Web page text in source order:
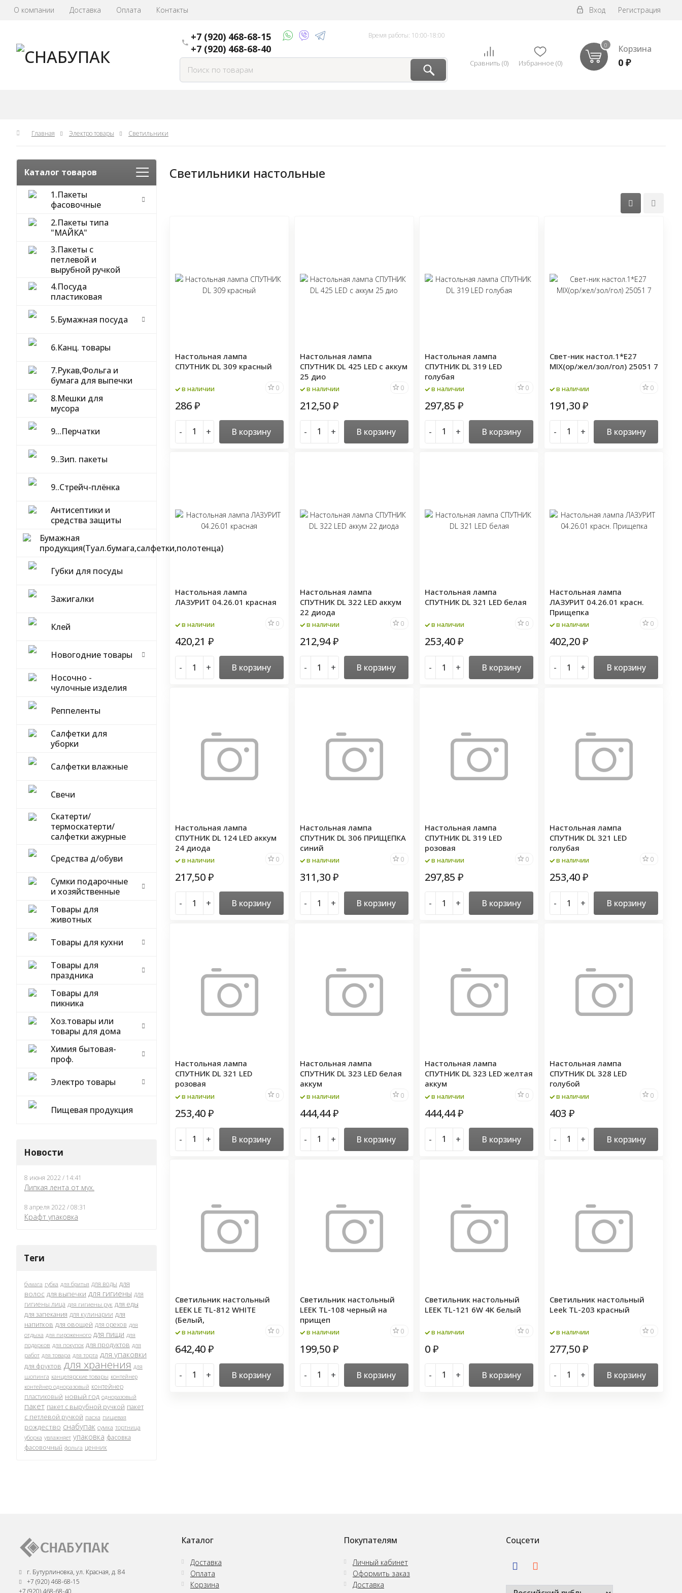
О компании Доставка Оплата Контакты Вход Регистрация
+7 (920) 468-68-15
+7 (920) 468-68-40
Время работы: 10:00-18:00
Сравнить (0) Избранное (0)
0 Корзина
0 ₽
Главная Электро товары Светильники
Каталог товаров
1.Пакеты
фасовочные
2.Пакеты типа
"МАЙКА"
3.Пакеты с
петлевой и
вырубной ручкой
4.Посуда
пластиковая
5.Бумажная посуда
6.Канц. товары
7.Рукав,Фольга и
бумага для выпечки
8.Мешки для
мусора
9...Перчатки
9..Зип. пакеты
9..Стрейч-плёнка
Антисептики и
средства защиты
Бумажная
продукция(Туал.бумага,салфетки,полотенца)
Губки для посуды
Зажигалки
Клей
Новогодние товары
Носочно -
чулочные изделия
Реппеленты
Салфетки для
уборки
Салфетки влажные
Свечи
Скатерти/
термоскатерти/
салфетки ажурные
Средства д/обуви
Сумки подарочные
и хозяйственные
Товары для
животных
Товары для кухни
Товары для
праздника
Товары для
пикника
Хоз.товары или
товары для дома
Химия бытовая-
проф.
Электро товары
Пищевая продукция
Новости
8 июня 2022 / 14:41
Липкая лента от мух.
8 апреля 2022 / 08:31
Крафт упаковка
Теги
бумага губка для бритья для воды для
волос для выпечки для гигиены для
гигиены лица для гигиены рук для еды
для запекания для кулинарии для
напитков для овощей для орехов для
отдыха для пироженного для пищи для
подарков для покупок для продуктов для
работ для товара для торта для упаковки
для фруктов для хранения для
шопинга канцелярские товары контейнер
контейнер одноразовый контейнер
пластиковый новый год одноразовый
пакет пакет с вырубной ручкой пакет
с петлевой ручкой пасха пищевая
рождество снабупак сумка тортница
уборка увлажняет упаковка фасовка
фасовочный фольга ценник
Светильники настольные
Настольная лампа
СПУТНИК DL 309 красный
в наличии 0
286 ₽
- + В корзину
Настольная лампа
СПУТНИК DL 425 LED с аккум
25 дио
в наличии 0
212,50 ₽
- + В корзину
Настольная лампа
СПУТНИК DL 319 LED
голубая
в наличии 0
297,85₽
- + В корзину
Свет-ник настол.1*Е27
MIX(ор/жел/зол/гол) 25051 7
в наличии 0
191,30₽
- + В корзину
Настольная лампа
ЛАЗУРИТ 04.26.01 красная
в наличии 0
420,21 ₽
- + В корзину
Настольная лампа
СПУТНИК DL 322 LED аккум
22 диода
в наличии 0
212,94₽
- + В корзину
Настольная лампа
СПУТНИК DL 321 LED белая
в наличии 0
253,40₽
- + В корзину
Настольная лампа
ЛАЗУРИТ 04.26.01 красн.
Прищепка
в наличии 0
402,20₽
- + В корзину
Настольная лампа
СПУТНИК DL 124 LED аккум
24 диода
в наличии 0
217,50 ₽
- + В корзину
Настольная лампа
СПУТНИК DL 306 ПРИЩЕПКА
синий
в наличии 0
311,30 ₽
- + В корзину
Настольная лампа
СПУТНИК DL 319 LED
розовая
в наличии 0
297,85₽
- + В корзину
Настольная лампа
СПУТНИК DL 321 LED
голубая
в наличии 0
253,40₽
- + В корзину
Настольная лампа
СПУТНИК DL 321 LED
розовая
в наличии 0
253,40 ₽
- + В корзину
Настольная лампа
СПУТНИК DL 323 LED белая
аккум
в наличии 0
444,44₽
- + В корзину
Настольная лампа
СПУТНИК DL 323 LED желтая
аккум
в наличии 0
444,44₽
- + В корзину
Настольная лампа
СПУТНИК DL 328 LED
голубой
в наличии 0
403₽
- + В корзину
Светильник настольный
LEEK LE TL-812 WHITE
(Белый,
в наличии 0
642,40 ₽
- + В корзину
Светильник настольный
LEEK TL-108 черный на
прищеп
в наличии 0
199,50 ₽
- + В корзину
Светильник настольный
LEEK TL-121 6W 4K белый
в наличии 0
0₽
- + В корзину
Светильник настольный
Leek TL-203 красный
в наличии 0
277,50₽
- + В корзину
г. Бутурлиновка, ул. Красная, д. 84
+7 (920) 468-68-15
+7 (920) 468-68-40
Каталог
Доставка
Оплата
Корзина
Покупателям
Личный кабинет
Оформить заказ
Доставка
Соцсети